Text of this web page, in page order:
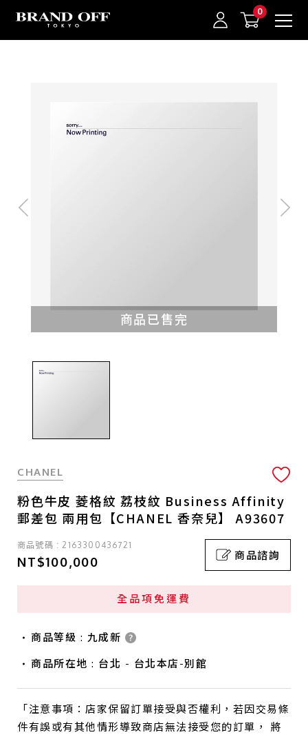
中古名牌業界No.1的BRAND OFF。BRAND OFF官網購物/h1>
登入/註冊
商品已售完
CHANEL
粉色牛皮 菱格紋 荔枝紋 Business Affinity
郵差包 兩用包【CHANEL 香奈兒】 A93607
商品號碼 : 2163300436721
NT$100,000 商品諮詢
全品項免運費
商品等級 : 九成新
商品所在地 : 台北 - 台北本店-別館
「注意事項：店家保留訂單接受與否權利，若因交易條
件有誤或有其他情形導致商店無法接受您的訂單， 將